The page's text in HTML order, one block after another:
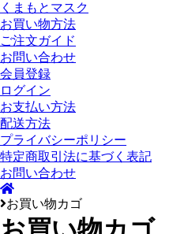
くまもとマスク
お買い物方法
ご注文ガイド
お問い合わせ
会員登録
ログイン
お支払い方法
配送方法
プライバシーポリシー
特定商取引法に基づく表記
お問い合わせ
お買い物カゴ